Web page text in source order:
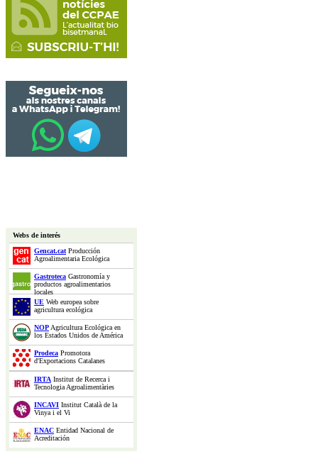
Webs de interés
Gencat.catProducción
Agroalimentaria Ecológica
Gastroteca Gastronomía y
productos agroalimentarios
locales
UE Web europea sobre
agricultura ecológica
NOPAgricultura Ecológica en
los Estados Unidos de América
Prodeca Promotora
d'Exportacions Catalanes
IRTA Institut de Recerca i
Tecnologia Agroalimentàries
INCAVI Institut Català de la
Vinya i el Vi
ENAC Entidad Nacional de
Acreditación